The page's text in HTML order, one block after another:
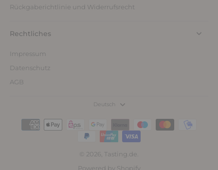
Rückgaberichtlinie und Widerrufsrecht
Rechtliches
Impressum
Datenschutz
AGB
Deutsch
© 2026, Tasting.de.
Powered by Shopify